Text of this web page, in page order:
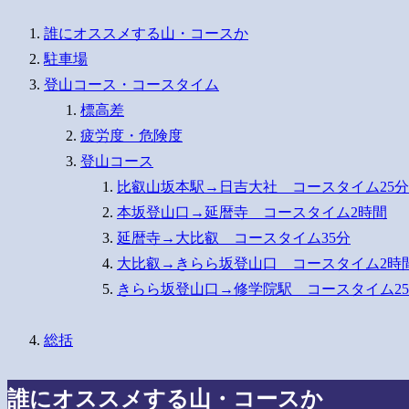
誰にオススメする山・コースか
駐車場
登山コース・コースタイム
標高差
疲労度・危険度
登山コース
比叡山坂本駅→日吉大社 コースタイム25分
本坂登山口→延暦寺 コースタイム2時間
延暦寺→大比叡 コースタイム35分
大比叡→きらら坂登山口 コースタイム2時
きらら坂登山口→修学院駅 コースタイム
総括
誰にオススメする山・コースか